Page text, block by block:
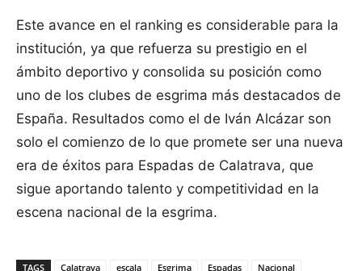
Este avance en el ranking es considerable para la
institución, ya que refuerza su prestigio en el
ámbito deportivo y consolida su posición como
uno de los clubes de esgrima más destacados de
España. Resultados como el de Iván Alcázar son
solo el comienzo de lo que promete ser una nueva
era de éxitos para Espadas de Calatrava, que
sigue aportando talento y competitividad en la
escena nacional de la esgrima.
TAGS Calatrava escala Esgrima Espadas Nacional